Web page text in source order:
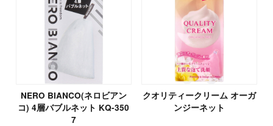
NERO BIANCO(ネロビアン
コ) 4層バブルネット KQ-350
7
クオリティークリーム オーガ
ンジーネット